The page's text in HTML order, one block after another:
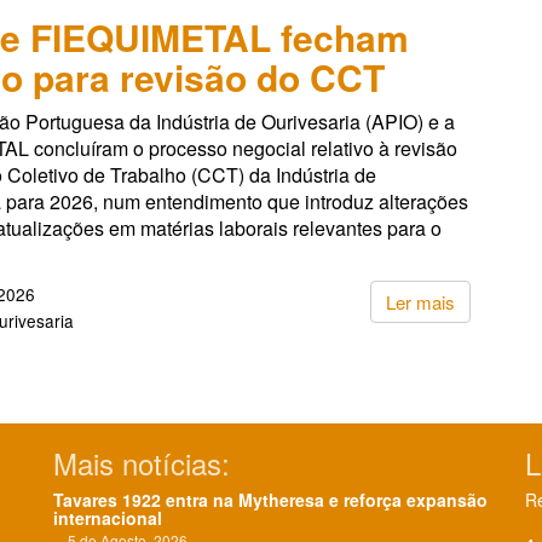
FIEQUIMETAL fecham
para revisão do CCT
Portuguesa da Indústria de Ourivesaria (APIO) e a
concluíram o processo negocial relativo à revisão
Coletivo de Trabalho (CCT) da Indústria de
2026, num entendimento que introduz alterações
em matérias laborais relevantes para o
Ler mais
Mais notícias:
Tavares 1922 entra na Mytheresa e reforça expansão
internacional